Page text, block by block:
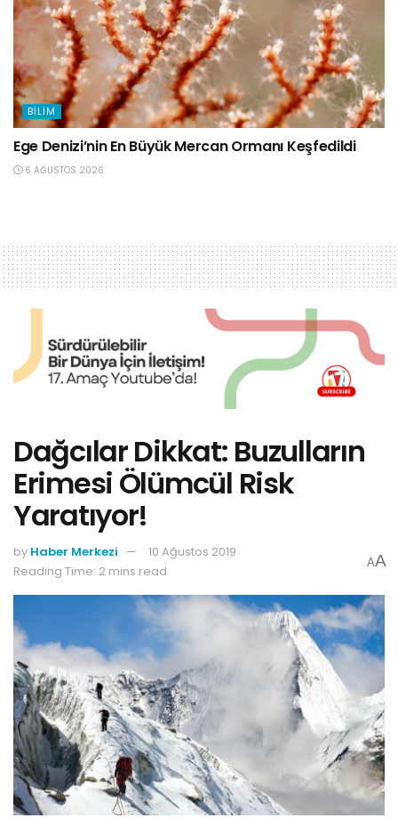
BILIM
Ege Denizi’nin En Büyük Mercan Ormanı Keşfedildi
6 AĞUSTOS 2026
Dağcılar Dikkat: Buzulların
Erimesi Ölümcül Risk
Yaratıyor!
by Haber Merkezi
10 Ağustos 2019
Reading Time: 2 mins read
AA